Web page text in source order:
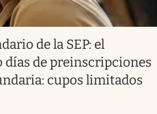
de la SEP: el
de preinscripciones
cupos limitados